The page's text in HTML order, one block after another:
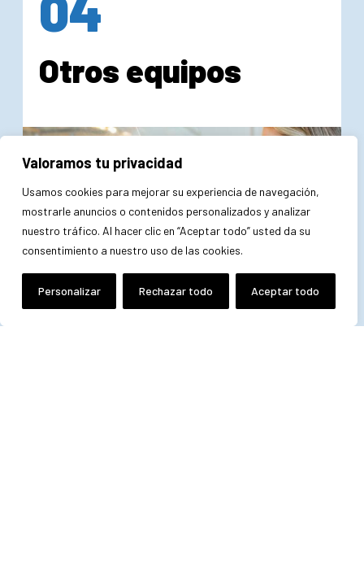
Valoramos tu privacidad
Usamos cookies para mejorar su experiencia de navegación,
mostrarle anuncios o contenidos personalizados y analizar
nuestro tráfico. Al hacer clic en “Aceptar todo” usted da su
consentimiento a nuestro uso de las cookies.
Personalizar Rechazar todo Aceptar todo
Otros equipos